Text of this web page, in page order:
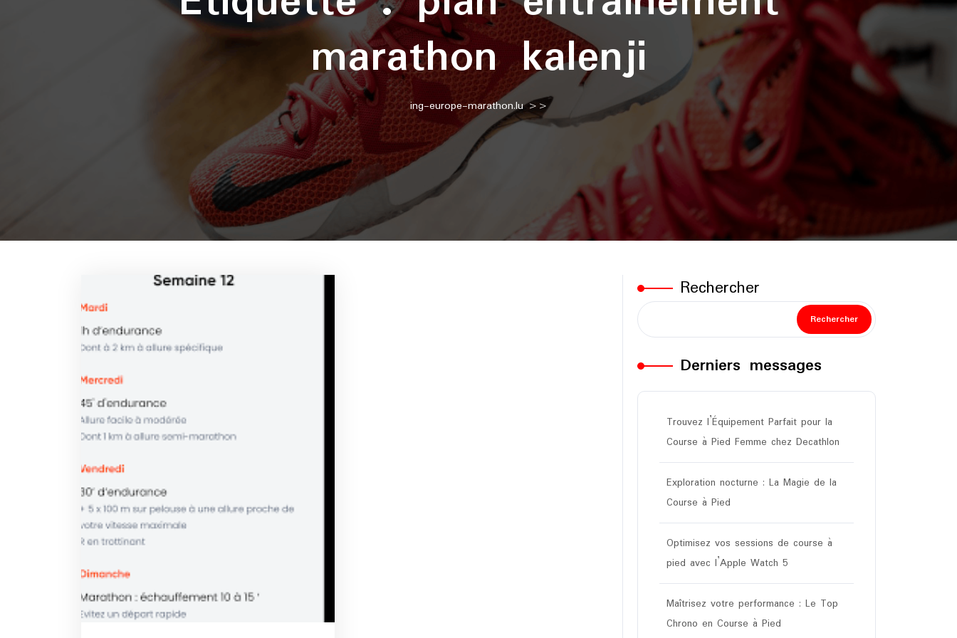
marathon kalenji
ing-europe-marathon.lu>>
Rechercher
Rechercher
Derniers messages
Trouvez l’Équipement Parfait pour la
Course à Pied Femme chez Decathlon
Exploration nocturne : La Magie de la
Course à Pied
Optimisez vos sessions de course à
pied avec l’Apple Watch 5
Maîtrisez votre performance : Le Top
Chrono en Course à Pied